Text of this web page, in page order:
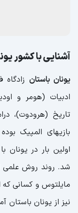
آشنایی با کشور
یونان باستان
ادبیات (هومر و
تاریخ (هرودوت)،
بازیهای المپیک
اولین بار در
شد. روند روش علمی
مایلتوس و کسانی که
نیز از یونان باستان